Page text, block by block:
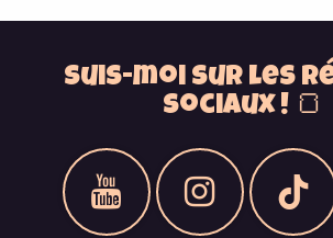
Suis-moi sur les
sociaux ! 🍞